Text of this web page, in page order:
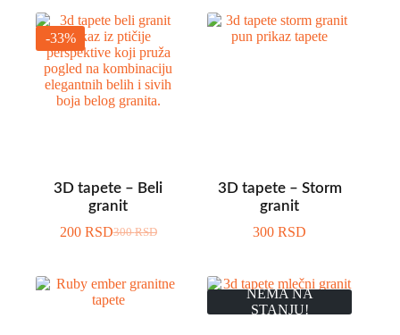
-33%
3D tapete – Beli
granit
300RSD
200 RSD
3D tapete – Storm
granit
300RSD
NEMA NA
STANJU!